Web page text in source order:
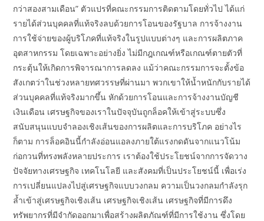
กว่าสองสามเดือน” ตัวแปรที่คณะกรรมการติดตามโดยทั่วไป ได้แก่
รายได้ส่วนบุคคลที่แท้จริงลบด้วยการโอนของรัฐบาล การจ้างงาน
การใช้จ่ายของผู้บริโภคที่แท้จริงในรูปแบบต่างๆ และการผลิตภาค
อุตสาหกรรม โดยเฉพาะอย่างยิ่ง ไม่มีกฎเกณฑ์หรือเกณฑ์ตายตัวที่
กระตุ้นให้เกิดการพิจารณาการลดลง แม้ว่าคณะกรรมการจะตั้งข้อ
สังเกตว่าในช่วงหลายทศวรรษที่ผ่านมา พวกเขาให้น้ำหนักกับรายได้
ส่วนบุคคลที่แท้จริงมากขึ้น หักด้วยการโอนและการจ้างงานบัญชี
เงินเดือน เศรษฐกิจของเราในปัจจุบันถูกล็อคให้เข้าสู่ระบบซึ่ง
สนับสนุนแบบจำลองเชิงเส้นของการผลิตและการบริโภค อย่างไร
ก็ตาม การล็อคอินนี้กำลังอ่อนแอลงภายใต้แรงกดดันจากแนวโน้ม
ก่อกวนที่ทรงพลังหลายประการ เราต้องใช้ประโยชน์จากการจัดวาง
ปัจจัยทางเศรษฐกิจ เทคโนโลยี และสังคมที่เป็นประโยชน์นี้ เพื่อเร่ง
การเปลี่ยนแปลงไปสู่เศรษฐกิจแบบวงกลม ความเป็นวงกลมกำลังรุก
ล้ำเข้าสู่เศรษฐกิจเชิงเส้น เศรษฐกิจเชิงเส้น เศรษฐกิจที่มีการดึง
ทรัพยากรที่มีจำกัดออกมาเพื่อสร้างผลิตภัณฑ์ที่มีการใช้งาน ซึ่งโดย